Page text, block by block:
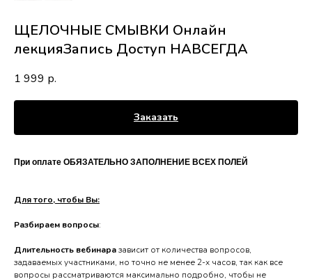
ЩЕЛОЧНЫЕ СМЫВКИ Онлайн
лекцияЗапись Доступ НАВСЕГДА
1 999 р.
Заказать
При оплате ОБЯЗАТЕЛЬНО ЗАПОЛНЕНИЕ ВСЕХ ПОЛЕЙ
Для того, чтобы Вы:
Разбираем вопросы:
Длительность вебинаразависит от количества вопросов,
задаваемых участниками, но точно не менее 2-х часов, так как все
вопросы рассматриваются максимально подробно, чтобы не